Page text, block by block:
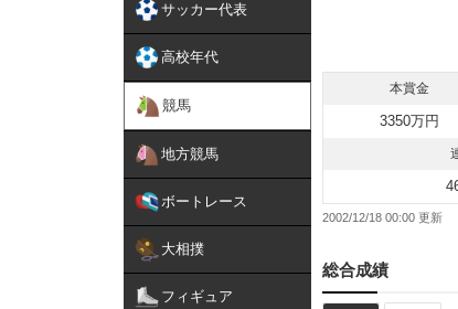
サッカー代表
高校年代
競馬
地方競馬
ボートレース
大相撲
フィギュア
本賞金
3350万円
2002/12/18 00:00
総合成績